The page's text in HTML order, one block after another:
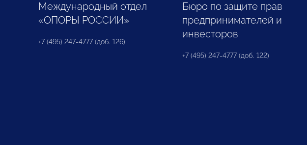
Международный отдел
«ОПОРЫ РОССИИ»
+7 (495) 247-4777 (доб. 126)
Бюро по защите прав
предпринимателей и
инвесторов
+7 (495) 247-4777 (доб. 122)